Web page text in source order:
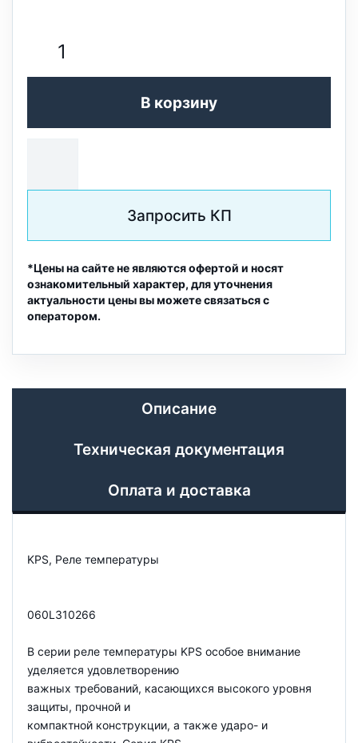
В корзину
Запросить КП
*Цены на сайте не являются офертой и носят
ознакомительный характер, для уточнения
актуальности цены вы можете связаться с
оператором.
Описание
Техническая документация
Оплата и доставка
KPS, Реле температуры
060L310266
В серии реле температуры KPS особое внимание
уделяется удовлетворению
важных требований, касающихся высокого уровня
защиты, прочной и
компактной конструкции, а также ударо- и